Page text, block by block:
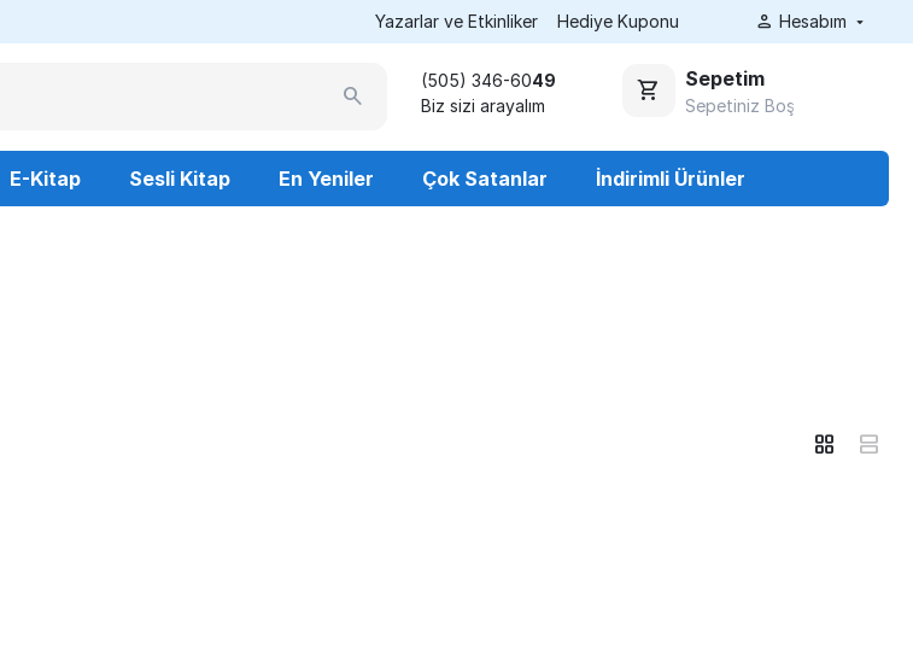
Yazarlar ve Etkinliker Hediye Kuponu Hesabım
(505) 346-6049
Biz sizi arayalım
Sepetim
Sepetiniz Boş
E-Kitap Sesli Kitap En Yeniler Çok Satanlar İndirimli Ürünler